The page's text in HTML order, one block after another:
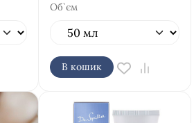
Об`єм
В кошик